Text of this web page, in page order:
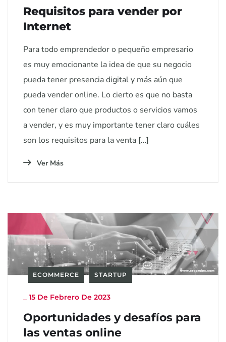
Requisitos para vender por
Internet
Para todo emprendedor o pequeño empresario
es muy emocionante la idea de que su negocio
pueda tener presencia digital y más aún que
pueda vender online. Lo cierto es que no basta
con tener claro que productos o servicios vamos
a vender, y es muy importante tener claro cuáles
son los requisitos para la venta […]
Ver Más
ECOMMERCE STARTUP
15 De Febrero De 2023
Oportunidades y desafíos para
las ventas online